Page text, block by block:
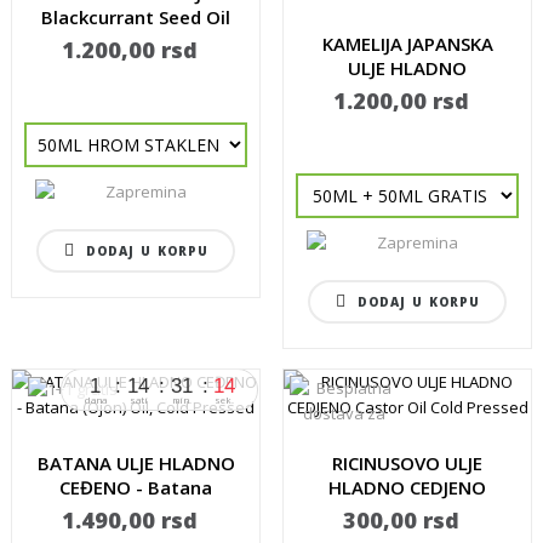
Blackcurrant Seed Oil
1.200,00 rsd
DODAJ U KORPU
KAMELIJA JAPANSKA
ULJE HLADNO
CEĐENO...
1.200,00 rsd
DODAJ U KORPU
1
dana
14
sati
31
min.
13
sek.
BATANA ULJE HLADNO
CEĐENO - Batana
(Ojon)...
1.490,00 rsd
RICINUSOVO ULJE
HLADNO CEDJENO
Castor Oil...
300,00 rsd